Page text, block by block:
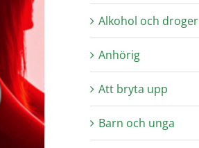
Alkohol och droger
Anhörig
Att bryta upp
Barn och unga